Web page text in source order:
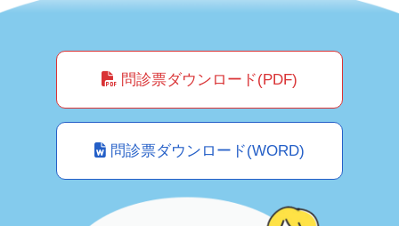
問診票ダウンロード(PDF)
問診票ダウンロード(WORD)